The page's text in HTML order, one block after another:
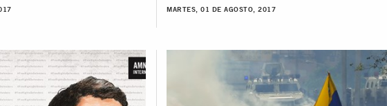
MARTES, 01 DE AGOSTO, 2017